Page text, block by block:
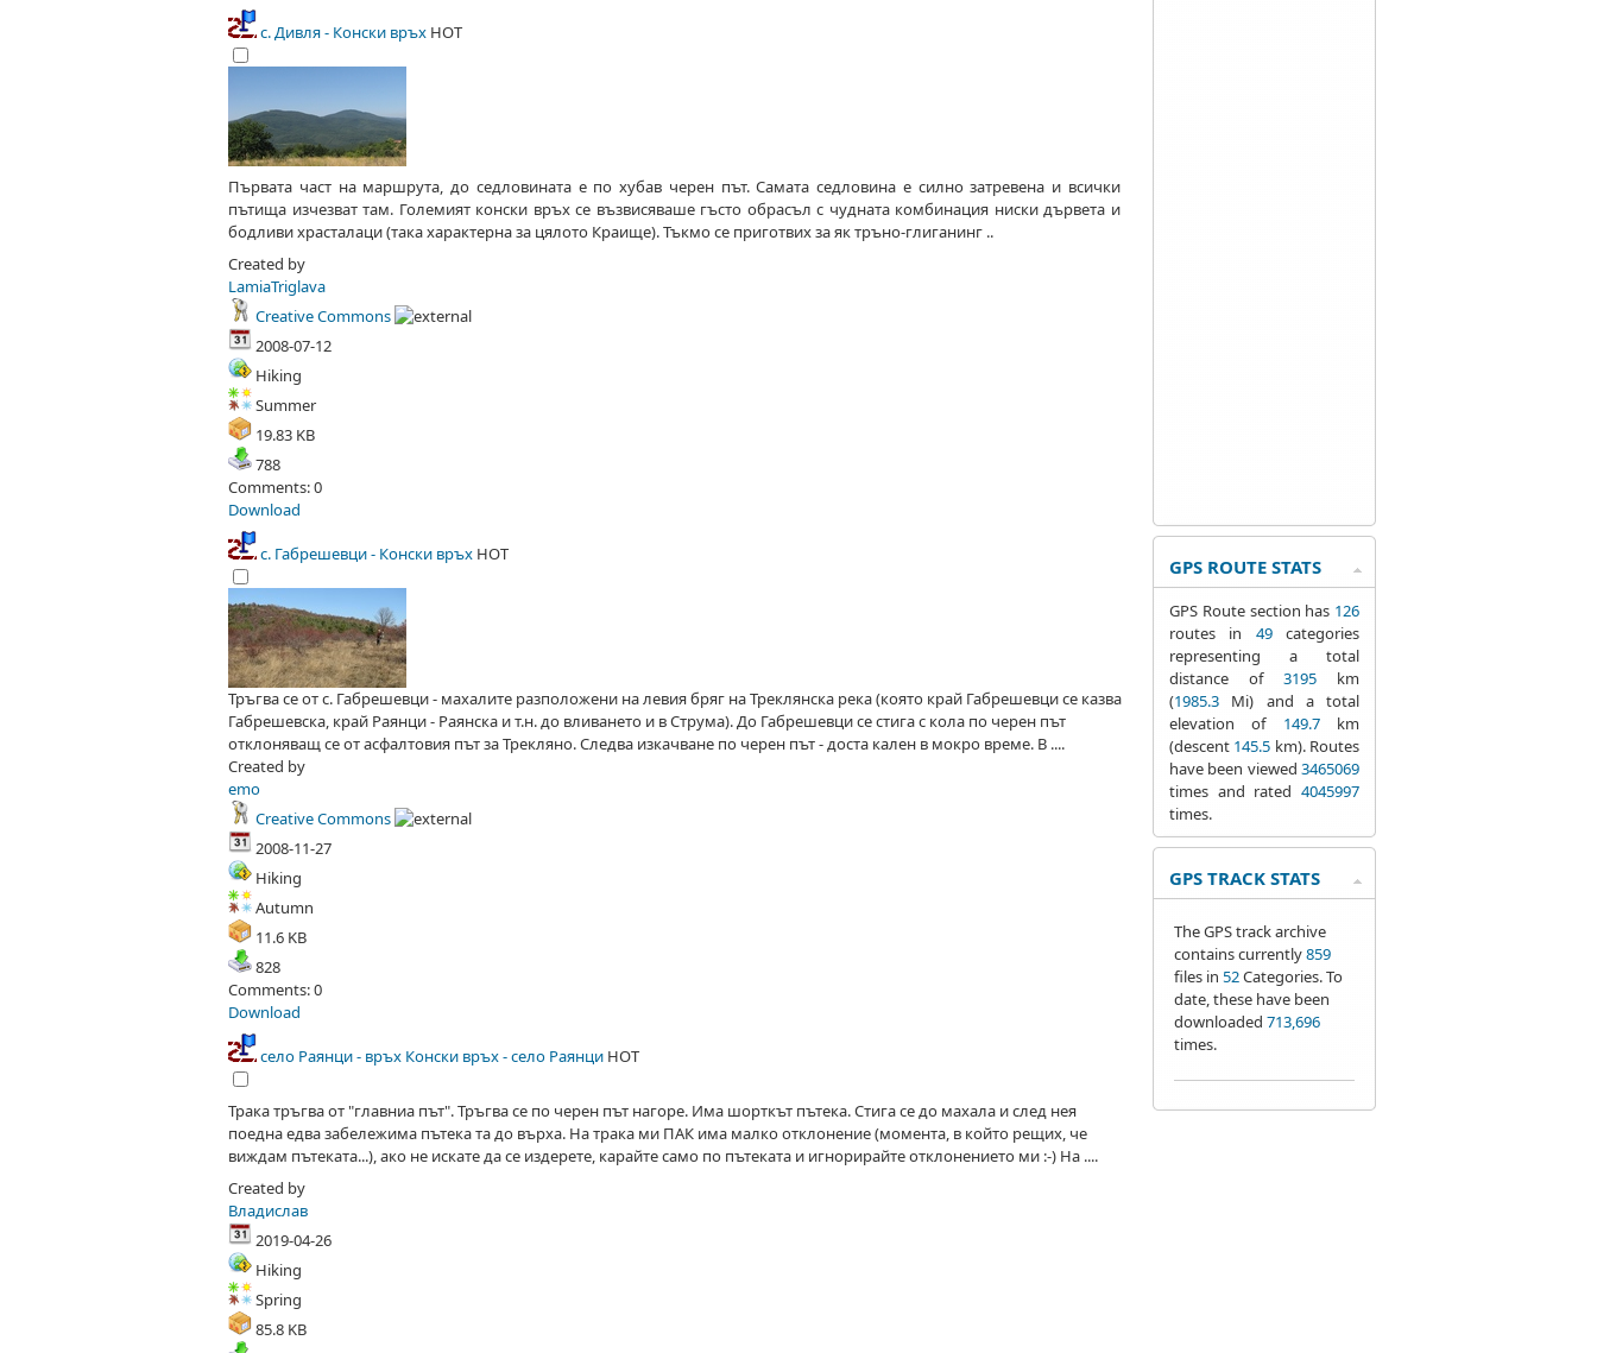
с. Дивля - Конски връх HOT
Първата част на маршрута, до седловината е по хубав черен път. Самата седловина е силно затревена и всички
пътища изчезват там. Големият конски връх се възвисяваше гъсто обрасъл с чудната комбинация ниски дървета и
бодливи храсталаци (така характерна за цялото Краище). Тъкмо се приготвих за як тръно-глиганинг ..
Created by
LamiaTriglava
Creative Commons
2008-07-12
Hiking
Summer
19.83 KB
788
Comments: 0
Download
с. Габрешевци - Конски връх HOT
Тръгва се от с. Габрешевци - махалите разположени на левия бряг на Треклянска река (която край Габрешевци се казва
Габрешевска, край Раянци - Раянска и т.н. до вливането и в Струма). До Габрешевци се стига с кола по черен път
отклоняващ се от асфалтовия път за Трекляно. Следва изкачване по черен път - доста кален в мокро време. В ....
Created by
emo
Creative Commons
2008-11-27
Hiking
Autumn
11.6 KB
828
Comments: 0
Download
село Раянци - връх Конски връх - село Раянци HOT
Трака тръгва от "главниа път". Тръгва се по черен път нагоре. Има шорткът пътека. Стига се до махала и след нея
поедна едва забележима пътека та до върха. На трака ми ПАК има малко отклонение (момента, в който рещих, че
виждам пътеката...), ако не искате да се издерете, карайте само по пътеката и игнорирайте отклонението ми :-) На ....
Created by
Владислав
2019-04-26
Hiking
Spring
85.8 KB
GPS ROUTE STATS
GPS Route section has 126
routes in 49categories
representing a total
distance of 3195 km
(1985.3 Mi) and a total
elevation of 149.7km
(descent 145.5 km). Routes
have been viewed 3465069
times and rated 4045997
times.
GPS TRACK STATS
The GPS track archive
contains currently859
files in 52Categories. To
date, these have been
downloaded 713,696
times.